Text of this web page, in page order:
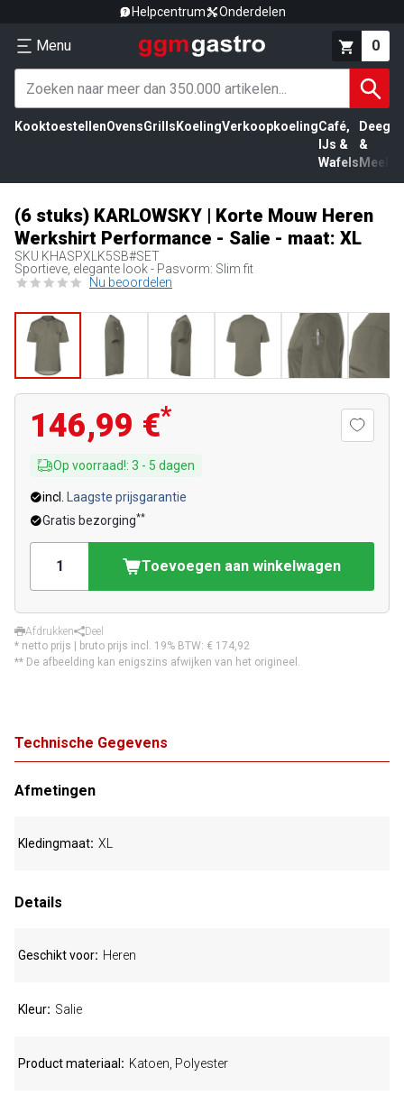
Helpcentrum Onderdelen
Menu 0
KooktoestellenOvensGrills KoelingVerkoopkoelingCafé,
IJs &
Wafels
Deeg
&
Meel
(6 stuks) KARLOWSKY | Korte Mouw Heren
Werkshirt Performance - Salie - maat: XL
SKU KHASPXLK5SB#SET
Sportieve, elegante look - Pasvorm: Slim fit
Nu beoordelen
146,99 €*
Op voorraad!: 3 - 5 dagen
incl.
Laagste prijsgarantie
Gratis bezorging**
Toevoegen aan winkelwagen
Afdrukken
Deel
* netto prijs | bruto prijs incl. 19% BTW: € 174,92
** De afbeelding kan enigszins afwijken van het origineel.
Technische Gegevens
Afmetingen
Kledingmaat XL
Details
Geschikt voor Heren
Kleur Salie
Product materiaal Katoen, Polyester